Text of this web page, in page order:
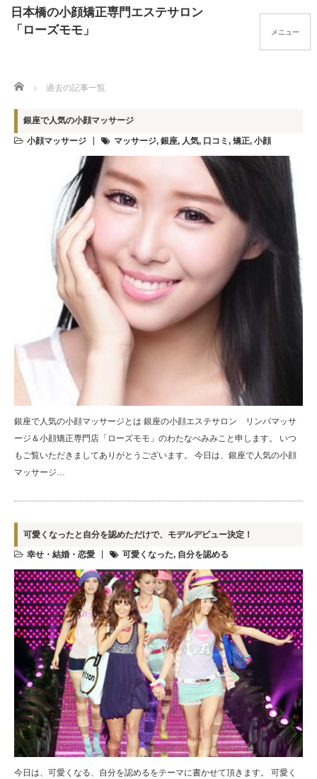
日本橋の小顔矯正専門エステサロン
「ローズモモ」
Home 過去の記事一覧
銀座で人気の小顔マッサージ
小顔マッサージ マッサージ, 銀座, 人気, 口コミ , 矯正, 小顔
銀座で人気の小顔マッサージとは 銀座の小顔エステサロン リンパマッサ
ージ＆小顔矯正専門店「ローズモモ」のわたなべみみこと申します。 いつ
もご覧いただきましてありがとうございます。 今日は、銀座で人気の小顔
マッサージ…
可愛くなったと自分を認めただけで、モデルデビュー決定！
幸せ・結婚・恋愛 可愛くなった, 自分を認める
今日は、可愛くなる、自分を認めるをテーマに書かせて頂きます。 可愛く